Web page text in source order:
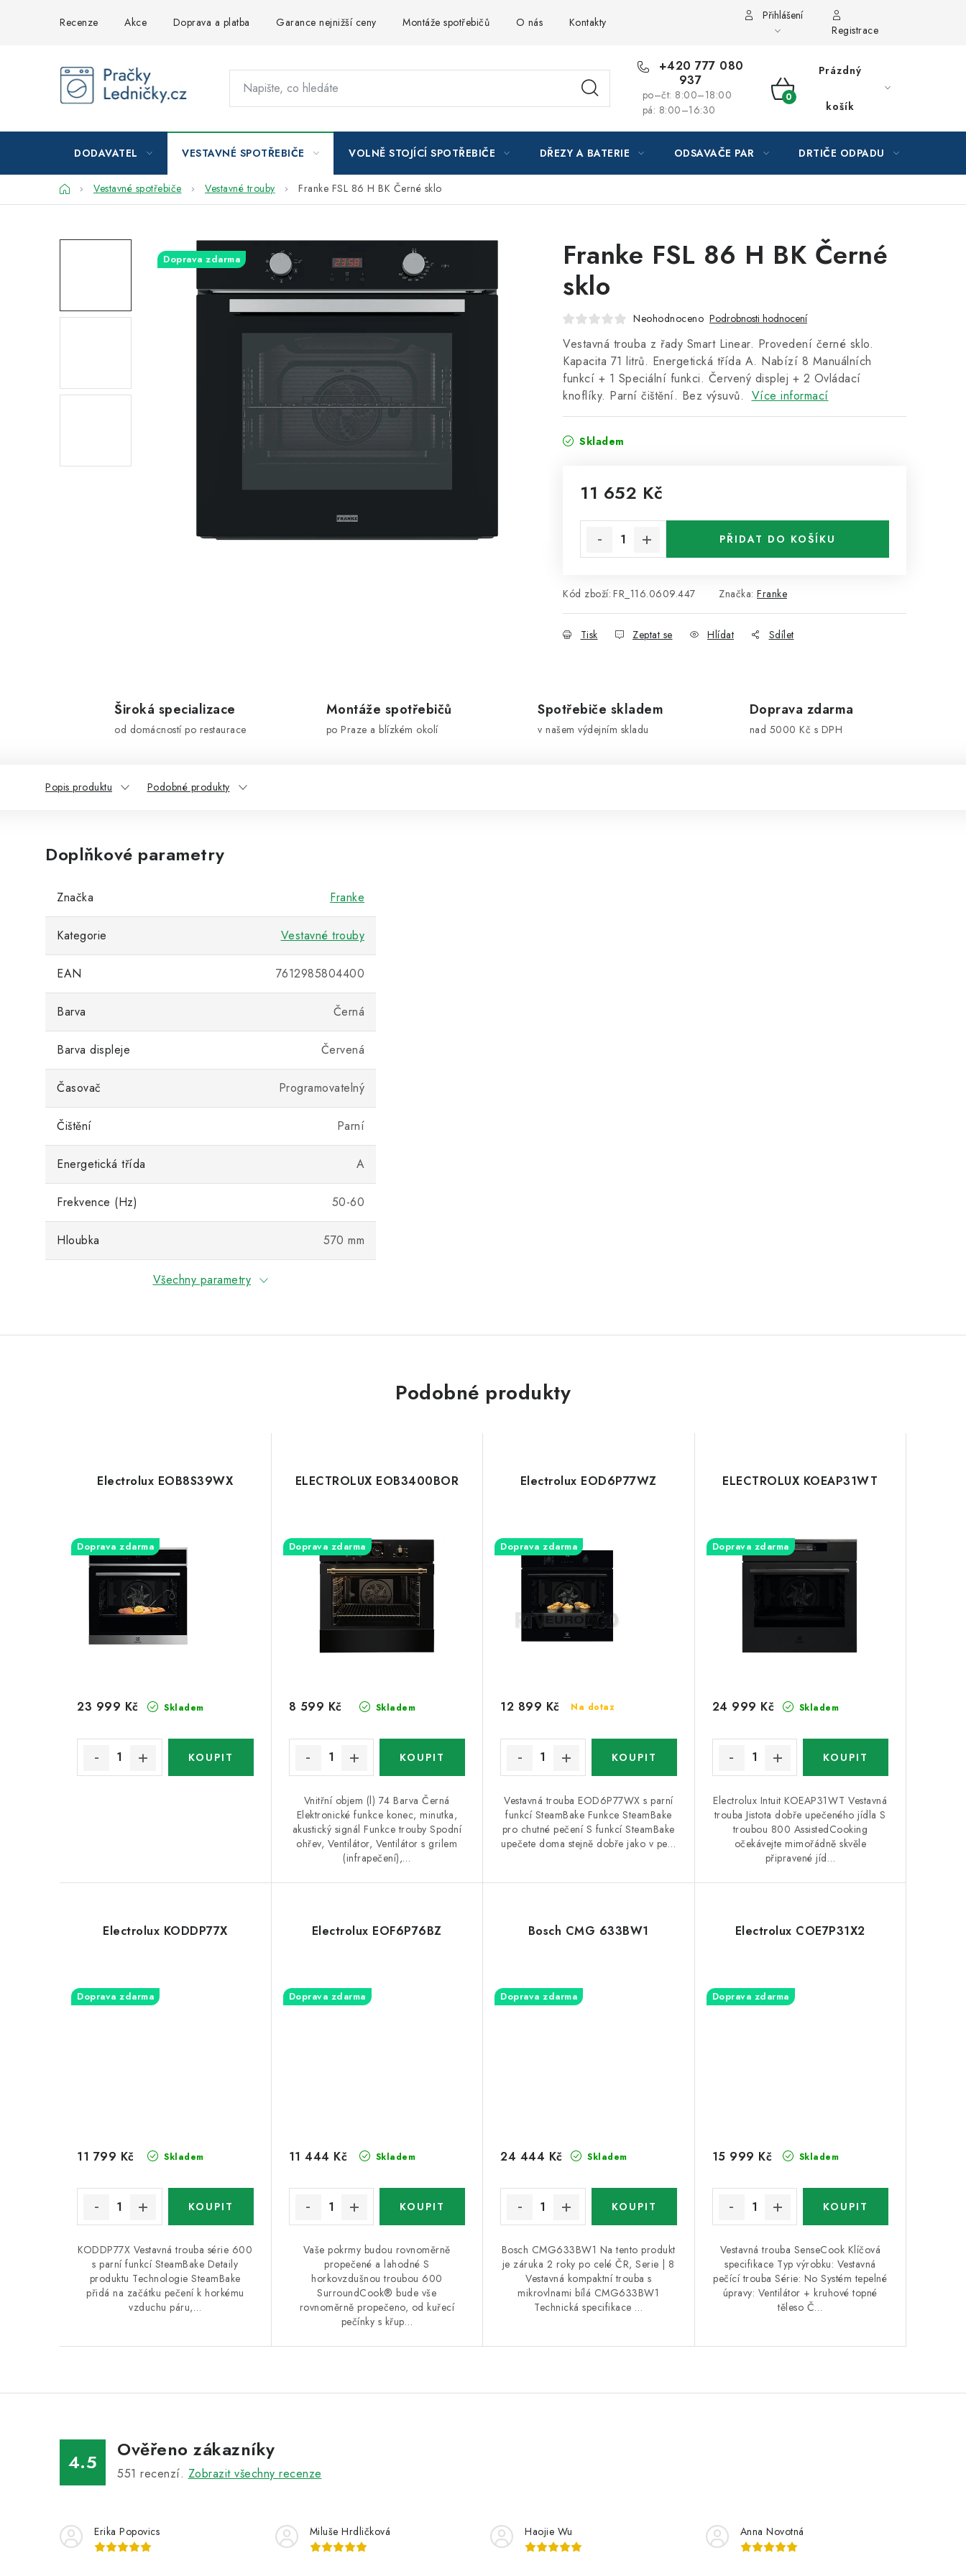
Recenze Akce Doprava a platba Garance nejnižší ceny Montáže spotřebičů O nás Kontakty
Přihlášení
Registrace
+420 777 080
937
po–čt: 8:00–18:00
pá: 8:00–16:30
NÁKUPNÍ
Prázdný
košík
DODAVATEL VESTAVNÉ SPOTŘEBIČE VOLNĚ STOJÍCÍ SPOTŘEBIČE DŘEZY A BATERIE ODSAVAČE PAR DRTIČE ODPADU
DomůVestavné spotřebiče Vestavné trouby Franke FSL 86 H BK Černé sklo
Franke FSL 86 H BK Černé
sklo
Neohodnoceno Podrobnosti hodnocení
Vestavná trouba z řady Smart Linear. Provedení černé sklo.
Kapacita 71 litrů. Energetická třída A. Nabízí 8 Manuálních
funkcí + 1 Speciální funkci. Červený displej + 2 Ovládací
knoflíky. Parní čištění. Bez výsuvů. Více informací
Skladem
11 652 Kč
PŘIDAT DO KOŠÍKU
Kód zboží: FR_116.0609.447 Značka: Franke
Tisk Zeptat se Hlídat Sdílet
Doprava zdarma
Široká specializace
od domácností po restaurace
Montáže spotřebičů
po Praze a blízkém okolí
Spotřebiče skladem
v našem výdejním skladu
Doprava zdarma
nad 5000 Kč s DPH
Popis produktu Podobné produkty
Doplňkové parametry
Značka Franke
Kategorie Vestavné trouby
EAN 7612985804400
Barva Černá
Barva displeje Červená
Časovač Programovatelný
Čištění Parní
Energetická třída A
Frekvence (Hz) 50-60
Hloubka 570 mm
Všechny parametry
Podobné produkty
Electrolux EOB8S39WX
Doprava zdarma
Skladem
23 999 Kč
ELECTROLUX EOB3400BOR
Doprava zdarma
Skladem
8 599 Kč
Vnitřní objem (l) 74 Barva Černá
Elektronické funkce konec, minutka,
akustický signál Funkce trouby Spodní
ohřev, Ventilátor, Ventilátor s grilem
(infrapečení),…
Electrolux EOD6P77WZ
Doprava zdarma
Na dotaz
12 899 Kč
Vestavná trouba EOD6P77WX s parní
funkcí SteamBake Funkce SteamBake
pro chutné pečení S funkcí SteamBake
upečete doma stejně dobře jako v pe…
ELECTROLUX KOEAP31WT
Doprava zdarma
Skladem
24 999 Kč
Electrolux Intuit KOEAP31WT Vestavná
trouba Jistota dobře upečeného jídla S
troubou 800 AssistedCooking
očekávejte mimořádně skvěle
připravené jíd…
Electrolux KODDP77X
Doprava zdarma
Skladem
11 799 Kč
KODDP77X Vestavná trouba série 600
s parní funkcí SteamBake Detaily
produktu Technologie SteamBake
přidá na začátku pečení k horkému
vzduchu páru,…
Electrolux EOF6P76BZ
Doprava zdarma
Skladem
11 444 Kč
Vaše pokrmy budou rovnoměrně
propečené a lahodné S
horkovzdušnou troubou 600
SurroundCook® bude vše
rovnoměrně propečeno, od kuřecí
pečínky s křup…
Bosch CMG 633BW1
Doprava zdarma
Skladem
24 444 Kč
Bosch CMG633BW1 Na tento produkt
je záruka 2 roky po celé ČR, Serie | 8
Vestavná kompaktní trouba s
mikrovlnami bílá CMG633BW1
Technická specifikace …
Electrolux COE7P31X2
Doprava zdarma
Skladem
15 999 Kč
Vestavná trouba SenseCook Klíčová
specifikace Typ výrobku: Vestavná
pečící trouba Série: No Systém tepelné
úpravy: Ventilátor + kruhové topné
těleso Č…
4.5
Ověřeno zákazníky
551 recenzí. Zobrazit všechny recenze
Erika Popovics Miluše Hrdličková Haojie Wu Anna Novotná